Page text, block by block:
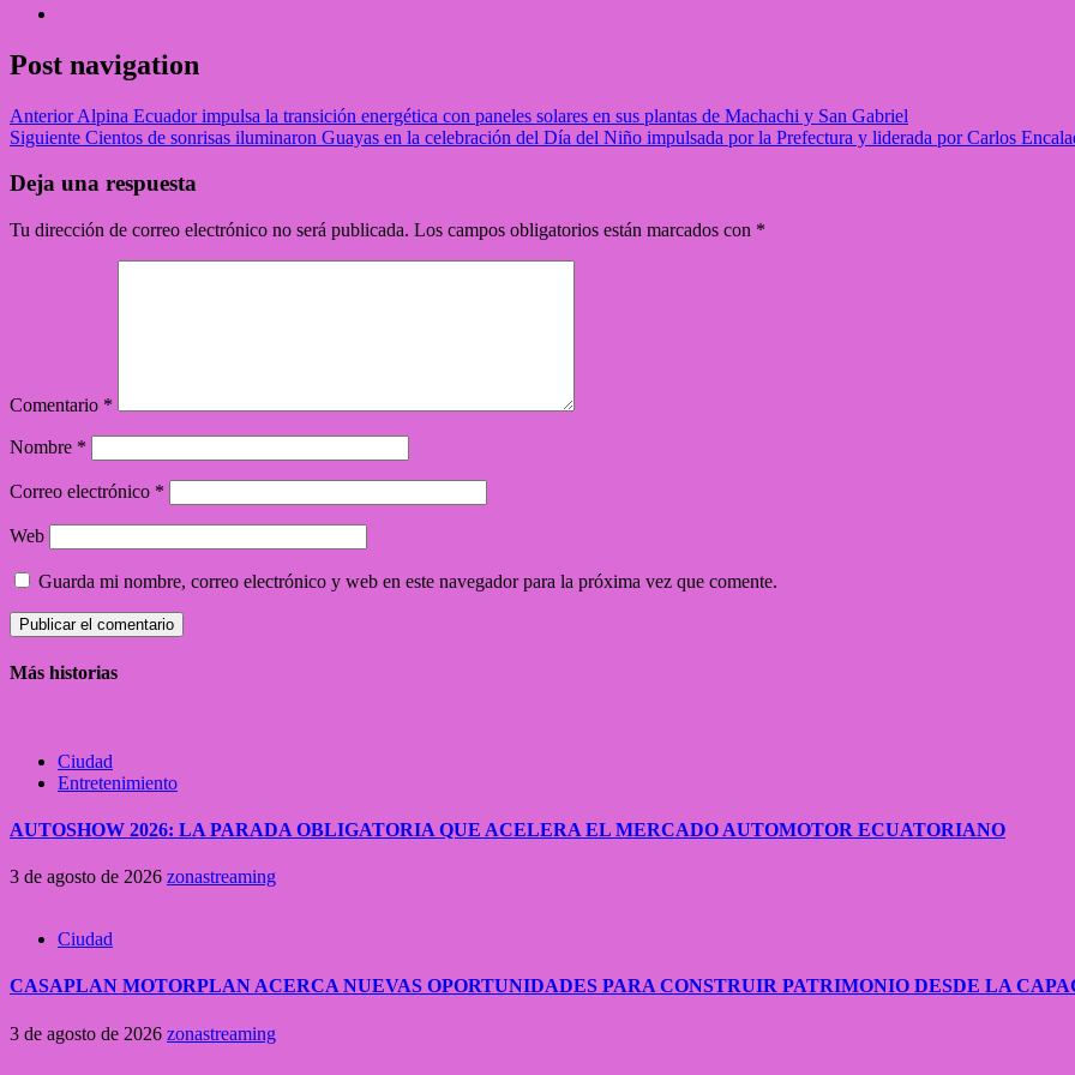
Post navigation
AnteriorAlpina Ecuador impulsa la transición energética con paneles solares en sus plantas de Machachi y San Gabriel
Siguiente Cientos de sonrisas iluminaron Guayas en la celebración del Día del Niño impulsada por la Prefectura y liderada por Carlos
Deja una respuesta
Tu dirección de correo electrónico no será publicada. Los campos obligatorios están marcados con *
Comentario *
Nombre *
Correo electrónico *
Web
Guarda mi nombre, correo electrónico y web en este navegador para la próxima vez que comente.
Más historias
Ciudad
Entretenimiento
AUTOSHOW 2026: LA PARADA OBLIGATORIA QUE ACELERA EL MERCADO AUTOMOTOR ECUATORIANO
3 de agosto de 2026 zonastreaming
Ciudad
CASAPLAN MOTORPLAN ACERCA NUEVAS OPORTUNIDADES PARA CONSTRUIR PATRIMONIO DESDE LA
3 de agosto de 2026 zonastreaming